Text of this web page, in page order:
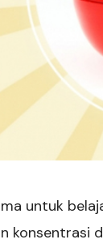
untuk
konsentrasi